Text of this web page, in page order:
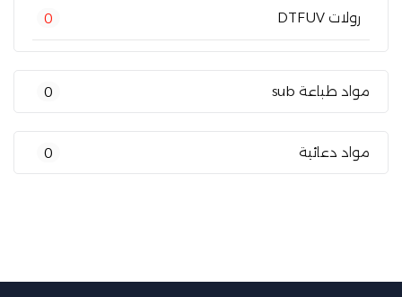
رولات DTFUV 0
مواد طباعة sub 0
مواد دعائية 0